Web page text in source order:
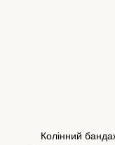
Колінний